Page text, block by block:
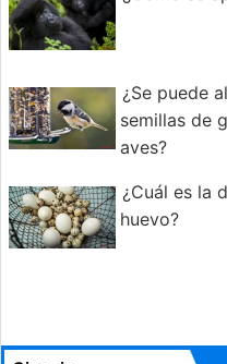
¿Se puede
semillas de
aves?
¿Cuál es la
huevo?